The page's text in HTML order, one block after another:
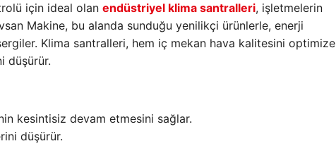
için ideal olan endüstriyel klima santralleri, işletmelerin
Makine, bu alanda sunduğu yenilikçi ürünlerle, enerji
Klima santralleri, hem iç mekan hava kalitesini optimize
düşürür.
kesintisiz devam etmesini sağlar.
düşürür.